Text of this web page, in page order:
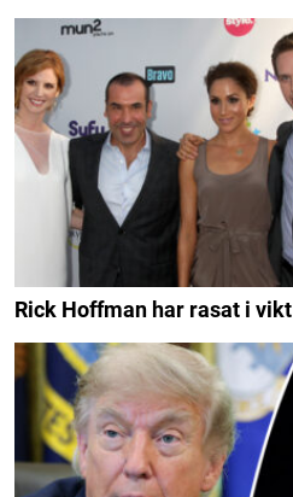
Rick Hoffman har rasat i vikt